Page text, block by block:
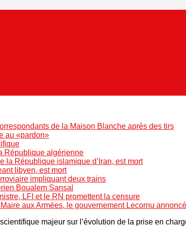
de la Maison Blanche après des tirs
au «pardon»
République algérienne
la République islamique d’Iran, est mort
libyen, est mort
impliquant deux trains
Boualem Sansal
LFI et le RN promettent la censure
aux Armées, le gouvernement Lecornu annoncé
majeur sur l’évolution de la prise en